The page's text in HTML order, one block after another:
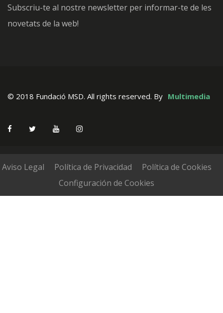
Subscriu-te al nostre newsletter per informar-te de les
novetats de la web!
© 2018 Fundació MSD. All rights reserved. By Multimedia
Aviso Legal Política de Privacidad
Política de Cookies
Configuración de Cookies